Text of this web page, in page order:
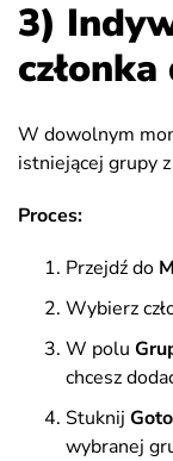
3)
W dowolnym
istniejącej grupy
Proces:
Przejdź do
Wybierz
W polu
chcesz
Stuknij
wybranej